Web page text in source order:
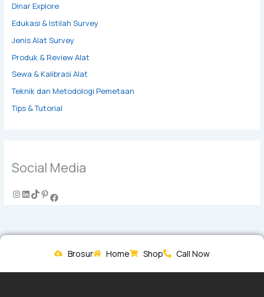
Dinar Explore
Edukasi & Istilah Survey
Jenis Alat Survey
Produk & Review Alat
Sewa & Kalibrasi Alat
Teknik dan Metodologi Pemetaan
Tips & Tutorial
Social Media
Brosur Home Shop Call Now